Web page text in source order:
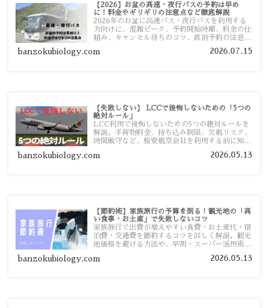
【2026】お盆の高速・夜行バスの予約は早め
に！料金やギリギリの注意点など徹底解説
2026年のお盆に高速バス・夜行バスを利用する
方向けに、混雑ピーク、予約開始時期、料金の仕
組み、キャンセル待ちのコツ、直前予約の注意点
banzokubiology.com 2026.07.15
【失敗しない】 LCCで後悔しないための「5つの
絶対ルール」
LCC利用で後悔しないための5つの絶対ルールを
解説。手荷物料金、持ち込み制限、欠航リスク、
時間厳守など、格安航空会社を利用する前に知っ
す。
banzokubiology.com 2026.05.13
【節約術】家族旅行の予算を削る！観光地の「高
い食事・お土産」で失敗しないコツ
家族旅行で出費が増えやすい食費・お土産代・宿
泊費・交通費を節約するコツを詳しく解説。観光
地価格を避ける方法や、早割・スーパー活用術、
banzokubiology.com 2026.05.13